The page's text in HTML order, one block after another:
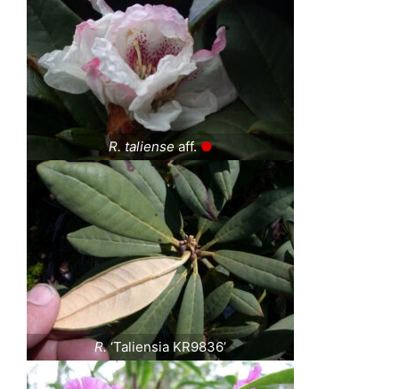
R. talienseaff.●
R.‘Taliensia KR9836’